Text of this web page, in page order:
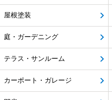
屋根塗装
庭・ガーデニング
テラス・サンルーム
カーポート・ガレージ